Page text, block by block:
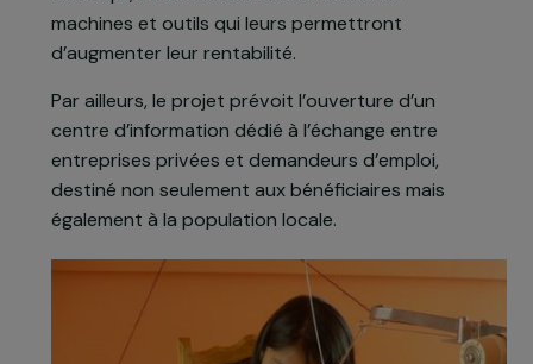
normes et horaires ainsi qu’à gérer la
rémunération qu’elles perçoivent, dans l’optique
Le projet vise à renforcer les capacités des deux
ateliers de préprofessionnalisation. Un travail sur
les méthodologies d’intervention, les stratégies
de production et de commercialisation sera
accompli, et les ateliers seront dotés de
machines et outils qui leurs permettront
d’augmenter leur rentabilité.